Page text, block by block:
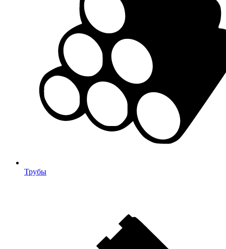
Трубы